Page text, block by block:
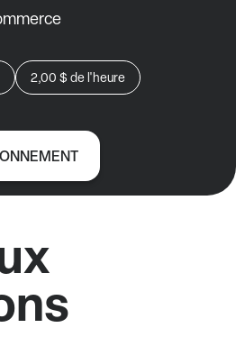
2,00 $ de l'heure